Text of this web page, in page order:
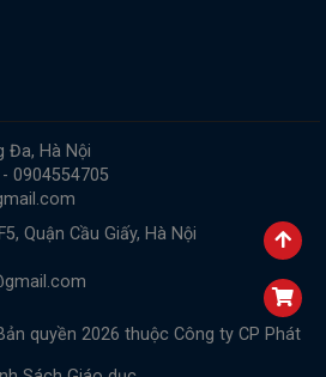
Đa, Hà Nội
0904554705
Quận Cầu Giấy, Hà Nội
quyền 2026 thuộc Công ty CP Phát